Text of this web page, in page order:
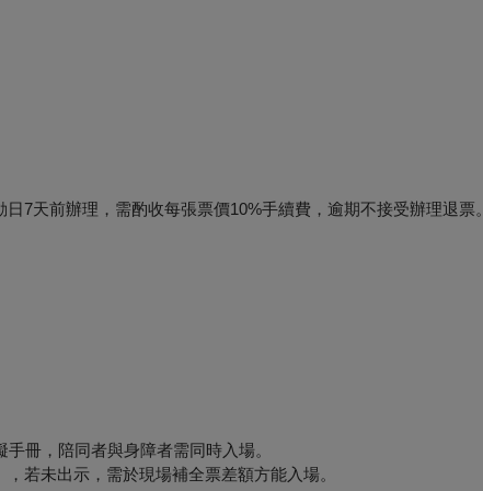
7天前辦理，需酌收每張票價10%手續費，逾期不接受辦理退票
冊，陪同者與身障者需同時入場。
若未出示，需於現場補全票差額方能入場。